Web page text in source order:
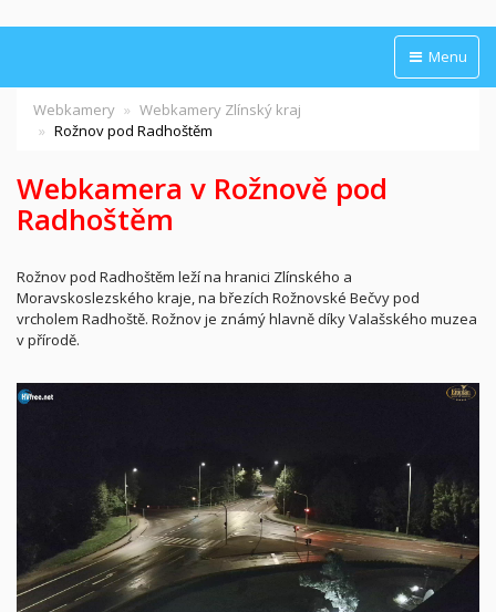
Menu
Webkamery
Webkamery Zlínský kraj
Rožnov pod Radhoštěm
Webkamera v Rožnově pod
Radhoštěm
Rožnov pod Radhoštěm leží na hranici Zlínského a
Moravskoslezského kraje, na březích Rožnovské Bečvy pod
vrcholem Radhoště. Rožnov je známý hlavně díky Valašského muzea
v přírodě.